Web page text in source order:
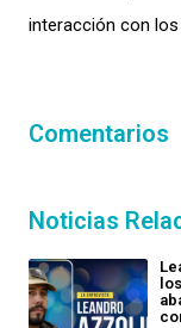
interacción con
Comentarios
Noticias